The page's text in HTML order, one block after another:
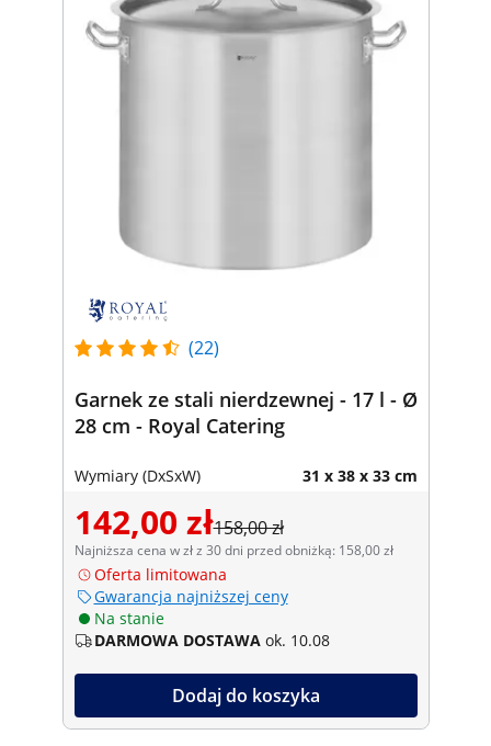
(22)
Garnek ze stali nierdzewnej - 17 l - Ø
28 cm - Royal Catering
Wymiary (DxSxW) 31 x 38 x 33 cm
142,00 zł158,00 zł
Najniższa cena w zł z 30 dni przed obniżką: 158,00 zł
Oferta limitowana
Gwarancja najniższej ceny
Na stanie
DARMOWA DOSTAWA ok. 10.08
Dodaj do koszyka